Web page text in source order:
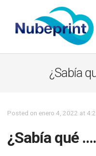
¿Sabía
Posted on enero 4, 2022 at
¿Sabía qué